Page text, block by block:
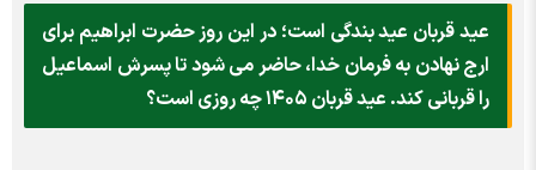
عید قربان عید بندگی است؛ در این روز حضرت ابراهیم برای
ارج نهادن به فرمان خدا، حاضر می شود تا پسرش اسماعیل
را قربانی کند. عید قربان ۱۴۰۵ چه روزی است؟